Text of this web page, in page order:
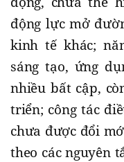
động lực mở
kinh tế khác;
sáng tạo, ứng
nhiều bất cập,
triển; công tác
chưa được đổi
theo các nguyên